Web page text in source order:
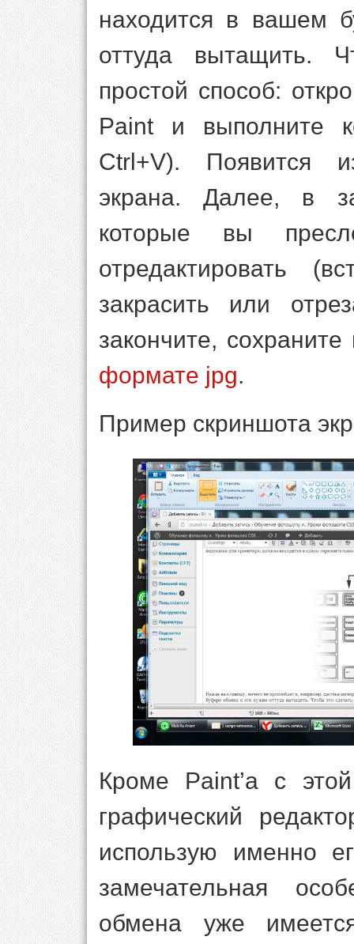
находится в вашем
оттуда вытащить.
простой способ:
Paint и выполните
Ctrl+V). Появится
экрана. Далее, в
которые вы
отредактировать
закрасить или
закончите,
формате jpg.
Пример скриншота
Кроме Paint’а с
графический
использую именно
замечательная
обмена уже